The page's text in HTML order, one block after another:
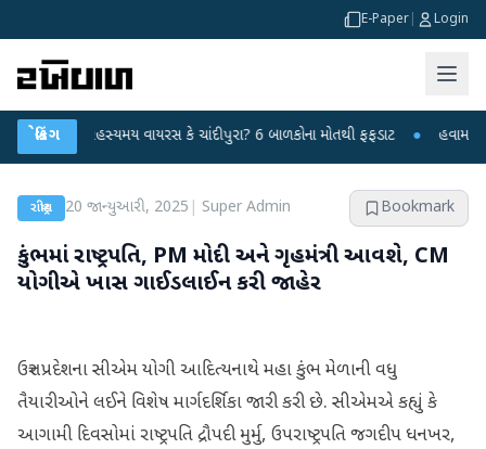
E-Paper Login
બ્રેકિંગ
રહસ્યમય વાયરસ કે ચાંદીપુરા? 6 બાળકોના મોતથી ફફડાટ ● હવામાન વિભાગે
રાષ્ટ્રીય 20 જાન્યુઆરી, 2025 Super Admin Bookmark
કુંભમાં રાષ્ટ્રપતિ, PM મોદી અને ગૃહમંત્રી આવશે, CM
યોગીએ ખાસ ગાઈડલાઈન કરી જાહેર
ઉત્તર પ્રદેશના સીએમ યોગી આદિત્યનાથે મહા કુંભ મેળાની વધુ
તૈયારીઓને લઈને વિશેષ માર્ગદર્શિકા જારી કરી છે. સીએમએ કહ્યું કે
આગામી દિવસોમાં રાષ્ટ્રપતિ દ્રૌપદી મુર્મુ, ઉપરાષ્ટ્રપતિ જગદીપ ધનખર,